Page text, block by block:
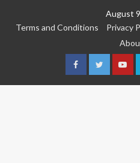
August
Terms and Conditions
Privacy
FacebookTwitter